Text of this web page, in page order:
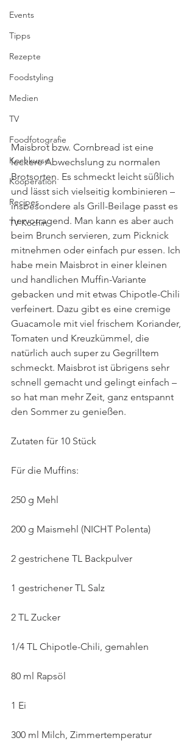
Events
Tipps
Rezepte
Foodstyling
Medien
TV
Foodfotografie
Kochkurse
Kooperation
Recipes
TV-Köchin
Maisbrot bzw. Cornbread ist eine
leckere Abwechslung zu normalen
Brotsorten. Es schmeckt leicht süßlich
und lässt sich vielseitig kombinieren –
insbesondere als Grill-Beilage passt es
hervorragend. Man kann es aber auch
beim Brunch servieren, zum Picknick
mitnehmen oder einfach pur essen. Ich
habe mein Maisbrot in einer kleinen
und handlichen Muffin-Variante
gebacken und mit etwas Chipotle-Chili
verfeinert. Dazu gibt es eine cremige
Guacamole mit viel frischem Koriander,
Tomaten und Kreuzkümmel, die
natürlich auch super zu Gegrilltem
schmeckt. Maisbrot ist übrigens sehr
schnell gemacht und gelingt einfach –
so hat man mehr Zeit, ganz entspannt
den Sommer zu genießen.
Zutaten für 10 Stück
Für die Muffins:
250 g Mehl
200 g Maismehl (NICHT Polenta)
2 gestrichene TL Backpulver
1 gestrichener TL Salz
2 TL Zucker
1/4 TL Chipotle-Chili, gemahlen
80 ml Rapsöl
1 Ei
300 ml Milch, Zimmertemperatur